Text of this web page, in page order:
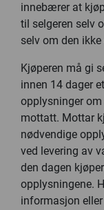
innebærer at
til selgeren selv
selv om den ikke
Kjøperen må gi
innen 14 dager
opplysninger
mottatt. Mottar
nødvendige
ved levering av
den dagen
opplysningene.
informasjon